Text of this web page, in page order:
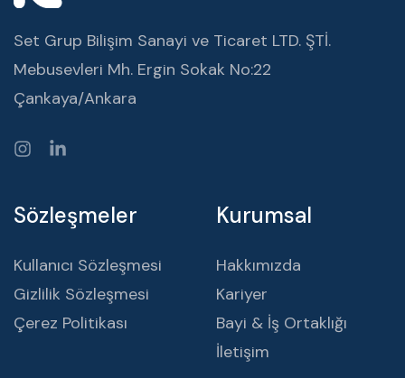
Set Grup Bilişim Sanayi ve Ticaret LTD. ŞTİ.
Mebusevleri Mh. Ergin Sokak No:22
Çankaya/Ankara
Sözleşmeler
Kullanıcı Sözleşmesi
Gizlilik Sözleşmesi
Çerez Politikası
Kurumsal
Hakkımızda
Kariyer
Bayi & İş Ortaklığı
İletişim